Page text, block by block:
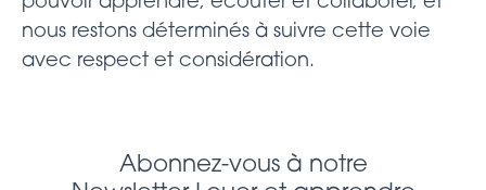
nous restons déterminés à suivre cette voie
avec respect et considération.
Abonnez-vous à notre